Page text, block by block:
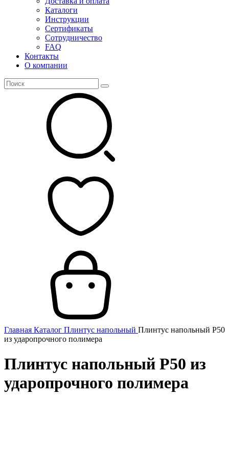
Каталоги
Инструкции
Сертификаты
Сотрудничество
FAQ
Контакты
О компании
Главная Каталог Плинтус напольный Плинтус напольный P50
из ударопрочного полимера
Плинтус напольный P50 из
ударопрочного полимера